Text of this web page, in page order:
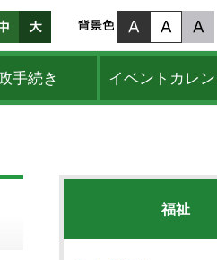
手続き イベントカレ
福祉